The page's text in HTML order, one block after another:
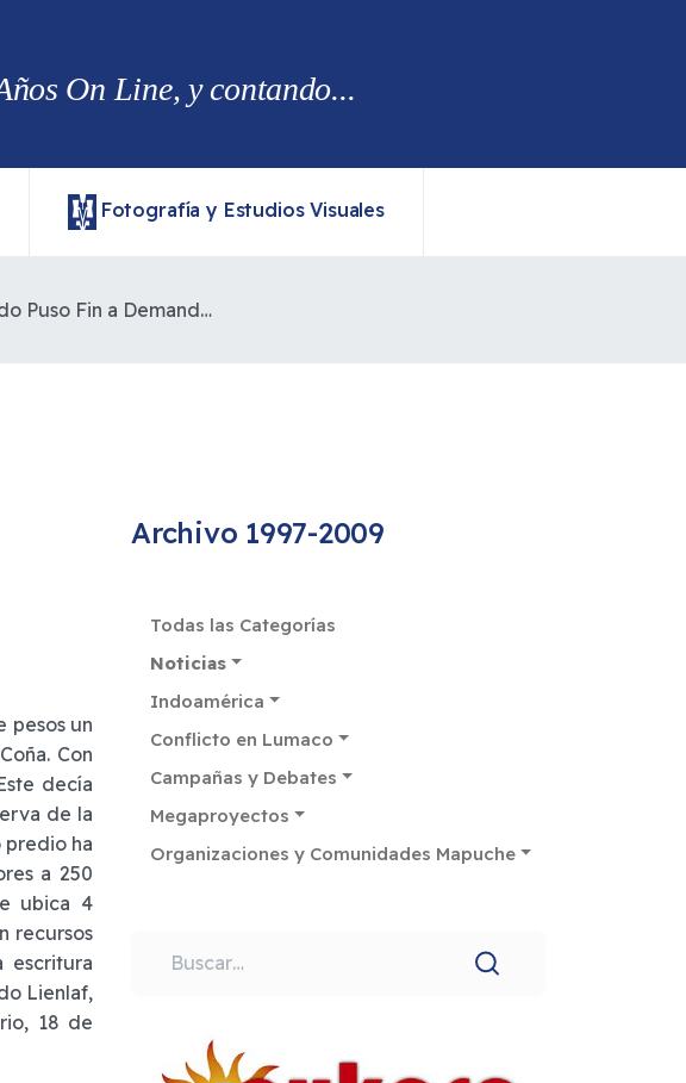
On Line, y contando...
Fotografía y Estudios Visuales
Compra de Fundo Puso Fin a Demanda Mapuche
pesos un
Con
decía
de la
predio ha
a 250
ubica 4
recursos
escritura
Lienlaf,
18 de
Archivo 1997-2009
Todas las Categorías
Noticias
Indoamérica
Conflicto en Lumaco
Campañas y Debates
Megaproyectos
Organizaciones y Comunidades Mapuche
Buscar